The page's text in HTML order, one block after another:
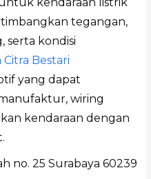
tegangan,
serta kondisi
Citra Bestari
yang dapat
wiring
kendaraan dengan
no. 25 Surabaya 60239